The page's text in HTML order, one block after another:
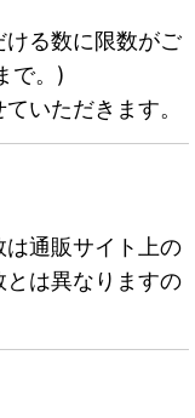
る数に限数がご
で。)
いただきます。
通販サイト上の
は異なりますの